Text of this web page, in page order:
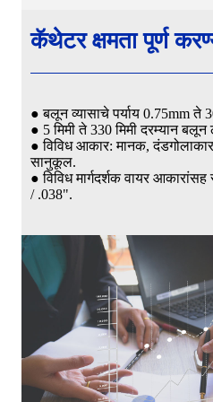
कॅथेटर क्षमता पूर्ण
● बलून व्यासाचे पर्याय 0.75mm ते
● 5 मिमी ते 330 मिमी दरम्यान बलून
● विविध आकार: मानक,
सानुकूल.
● विविध मार्गदर्शक वायर
/ .038".